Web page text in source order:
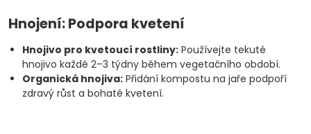
Hnojení: Podpora kvetení
Hnojivo pro kvetoucí rostliny: Používejte tekuté
hnojivo každé 2–3 týdny během vegetačního období.
Organická hnojiva: Přidání kompostu na jaře podpoří
zdravý růst a bohaté kvetení.